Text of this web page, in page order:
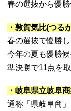
春の選抜から優勝
・敦賀気比(つる
春の選抜で優勝
今年の夏も優勝
準決勝で11点を
・岐阜県立岐阜
通称「県岐阜商